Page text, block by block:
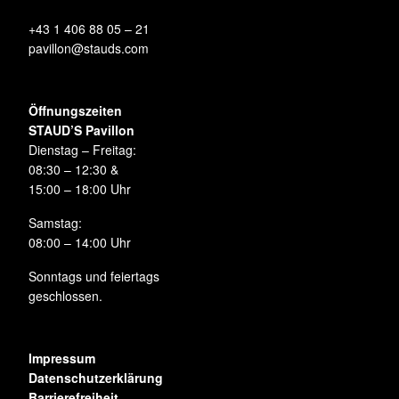
+43 1 406 88 05 – 21
pavillon@stauds.com
Öffnungszeiten
STAUD’S Pavillon
Dienstag – Freitag:
08:30 – 12:30 &
15:00 – 18:00 Uhr
Samstag:
08:00 – 14:00 Uhr
Sonntags und feiertags
geschlossen.
Impressum
Datenschutzerklärung